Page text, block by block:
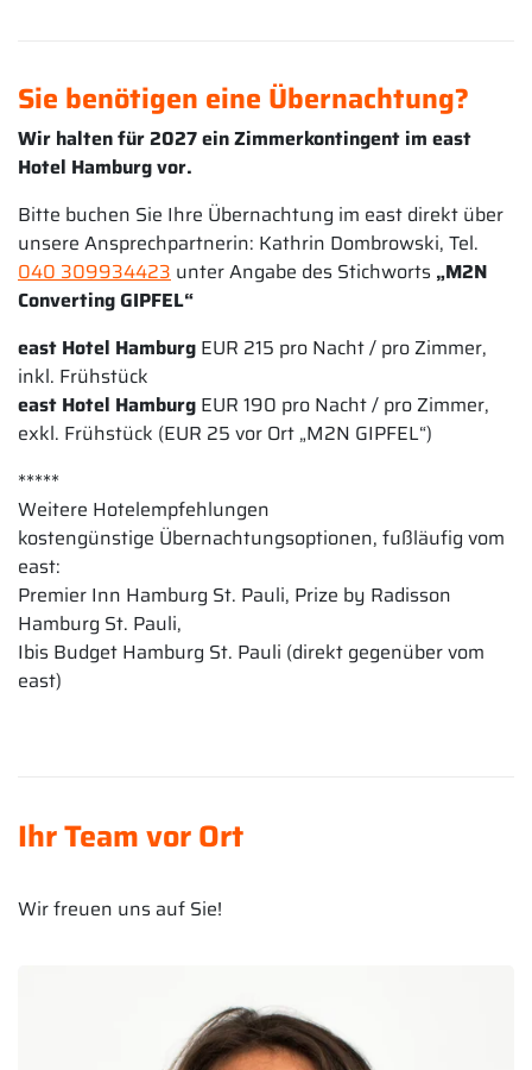
Sie benötigen eine Übernachtung?
Wir halten für 2027 ein Zimmerkontingent im east
Hotel Hamburg vor.
Bitte buchen Sie Ihre Übernachtung im east direkt über
unsere Ansprechpartnerin: Kathrin Dombrowski, Tel.
040 309934423 unter Angabe des Stichworts „M2N
Converting GIPFEL“
east Hotel Hamburg EUR 215 pro Nacht / pro Zimmer,
inkl. Frühstück
east Hotel Hamburg EUR 190 pro Nacht / pro Zimmer,
exkl. Frühstück (EUR 25 vor Ort „M2N GIPFEL“)
*****
Weitere Hotelempfehlungen
kostengünstige Übernachtungsoptionen, fußläufig vom
east:
Premier Inn Hamburg St. Pauli, Prize by Radisson
Hamburg St. Pauli,
Ibis Budget Hamburg St. Pauli (direkt gegenüber vom
east)
Ihr Team vor Ort
Wir freuen uns auf Sie!